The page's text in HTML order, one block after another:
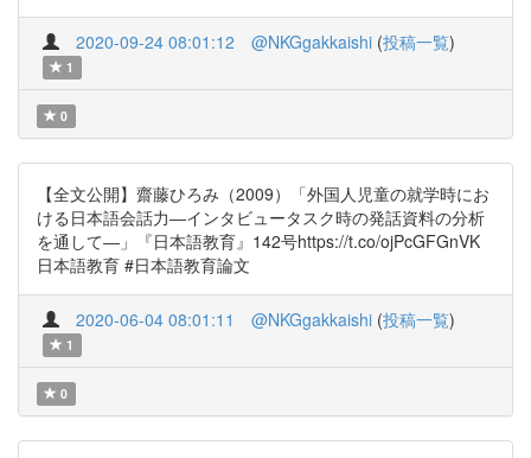
2020-09-24 08:01:12 @NKGgakkaishi (投稿一覧)
1
0
【全文公開】齋藤ひろみ（2009）「外国人児童の就学時にお
ける日本語会話力―インタビュータスク時の発話資料の分析
を通して―」『日本語教育』142号https://t.co/ojPcGFGnVK
日本語教育 #日本語教育論文
2020-06-04 08:01:11 @NKGgakkaishi (投稿一覧)
1
0